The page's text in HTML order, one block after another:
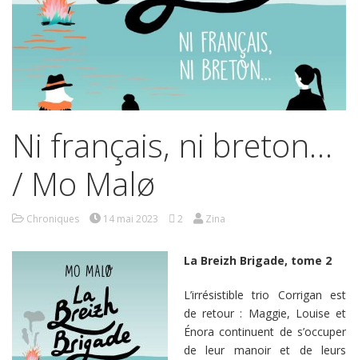
Ni français, ni breton…
/ Mo Malø
Chroniques 14 mai 2023 2 Zina
La Breizh Brigade, tome 2
L’irrésistible trio Corrigan est
de retour : Maggie, Louise et
Énora continuent de s’occuper
de leur manoir et de leurs